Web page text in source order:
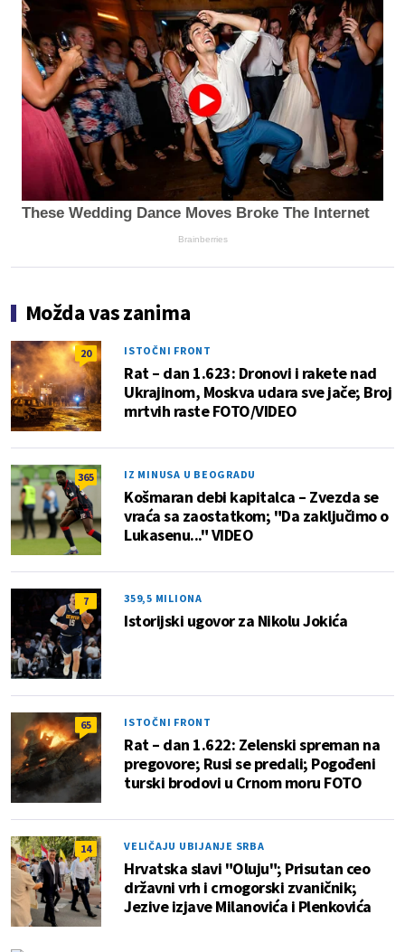
These Wedding Dance Moves Broke The Internet
Brainberries
Možda vas zanima
20 ISTOČNI FRONT
Rat – dan 1.623: Dronovi i rakete nad
Ukrajinom, Moskva udara sve jače; Broj
mrtvih raste FOTO/VIDEO
365 IZ MINUSA U BEOGRADU
Košmaran debi kapitalca – Zvezda se
vraća sa zaostatkom; "Da zaključimo o
Lukasenu..." VIDEO
7 359,5 MILIONA
Istorijski ugovor za Nikolu Jokića
65 ISTOČNI FRONT
Rat – dan 1.622: Zelenski spreman na
pregovore; Rusi se predali; Pogođeni
turski brodovi u Crnom moru FOTO
14 VELIČAJU UBIJANJE SRBA
Hrvatska slavi "Oluju"; Prisutan ceo
državni vrh i crnogorski zvaničnik;
Jezive izjave Milanovića i Plenkovića